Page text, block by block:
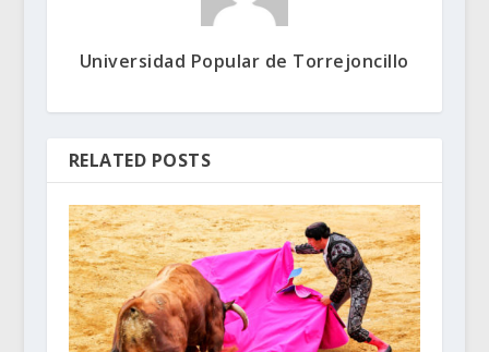
Universidad Popular de Torrejoncillo
RELATED POSTS